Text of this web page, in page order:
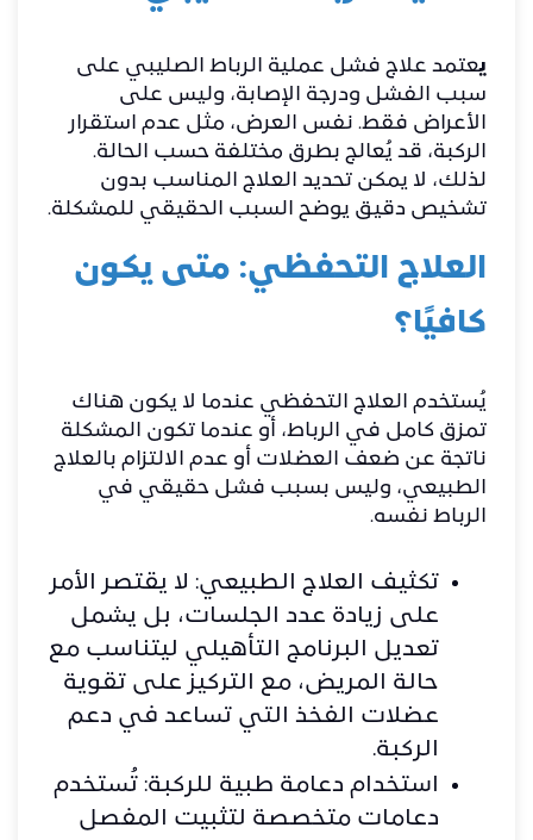
يعتمد علاج فشل عملية الرباط الصليبي على
سبب الفشل ودرجة الإصابة، وليس على
الأعراض فقط. نفس العرض، مثل عدم استقرار
الركبة، قد يُعالج بطرق مختلفة حسب الحالة.
لذلك، لا يمكن تحديد العلاج المناسب بدون
تشخيص دقيق يوضح السبب الحقيقي للمشكلة.
العلاج التحفظي: متى يكون
كافيًا؟
يُستخدم العلاج التحفظي عندما لا يكون هناك
تمزق كامل في الرباط، أو عندما تكون المشكلة
ناتجة عن ضعف العضلات أو عدم الالتزام بالعلاج
الطبيعي، وليس بسبب فشل حقيقي في
الرباط نفسه.
تكثيف العلاج الطبيعي: لا يقتصر الأمر
على زيادة عدد الجلسات، بل يشمل
تعديل البرنامج التأهيلي ليتناسب مع
حالة المريض، مع التركيز على تقوية
عضلات الفخذ التي تساعد في دعم
الركبة.
استخدام دعامة طبية للركبة: تُستخدم
دعامات متخصصة لتثبيت المفصل